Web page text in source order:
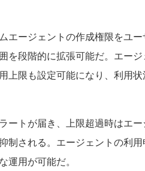
エージェントの作成権限をユ
を段階的に拡張可能だ。エー
上限も設定可能になり、利用
ートが届き、上限超過時はエ
制される。エージェントの利
運用が可能だ。